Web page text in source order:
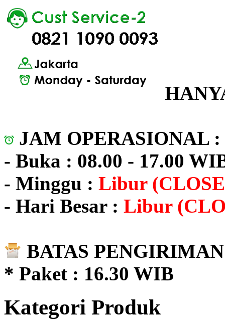
JAM OPERASIONAL :
- Buka : 08.00 - 17.00
- Minggu : Libur
- Hari Besar : Libur
BATAS
* Paket : 16.30 WIB
Kategori Produk